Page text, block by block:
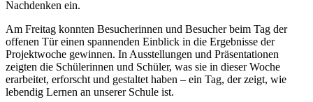
Nachdenken ein.
Am Freitag konnten Besucherinnen und Besucher beim Tag der
offenen Tür einen spannenden Einblick in die Ergebnisse der
Projektwoche gewinnen. In Ausstellungen und Präsentationen
zeigten die Schülerinnen und Schüler, was sie in dieser Woche
erarbeitet, erforscht und gestaltet haben – ein Tag, der zeigt, wie
lebendig Lernen an unserer Schule ist.